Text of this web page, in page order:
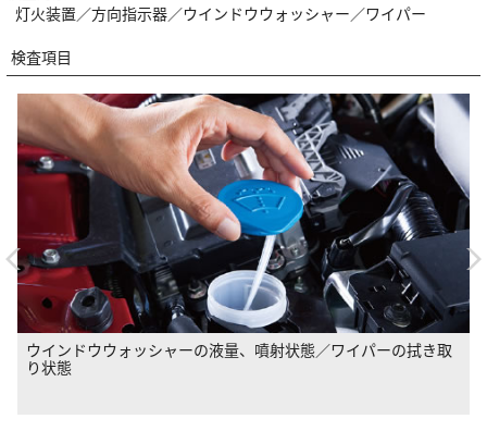
灯火装置／方向指示器／ウインドウウォッシャー／ワイパー
検査項目
灯火装置の点灯および点滅具合、汚れ、損傷／方向指示器の点
灯および点滅具合、汚れ、損傷